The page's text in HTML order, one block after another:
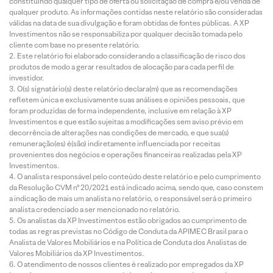
qualquer produto. As informações contidas neste relatório são consideradas
válidas na data de sua divulgação e foram obtidas de fontes públicas. A XP
Investimentos não se responsabiliza por qualquer decisão tomada pelo
cliente com base no presente relatório.
Este relatório foi elaborado considerando a classificação de risco dos
produtos de modo a gerar resultados de alocação para cada perfil de
investidor.
O(s) signatário(s) deste relatório declara(m) que as recomendações
refletem única e exclusivamente suas análises e opiniões pessoais, que
foram produzidas de forma independente, inclusive em relação à XP
Investimentos e que estão sujeitas a modificações sem aviso prévio em
decorrência de alterações nas condições de mercado, e que sua(s)
remuneração(es) é(são) indiretamente influenciada por receitas
provenientes dos negócios e operações financeiras realizadas pela XP
Investimentos.
O analista responsável pelo conteúdo deste relatório e pelo cumprimento
da Resolução CVM nº 20/2021 está indicado acima, sendo que, caso constem
a indicação de mais um analista no relatório, o responsável será o primeiro
analista credenciado a ser mencionado no relatório.
Os analistas da XP Investimentos estão obrigados ao cumprimento de
todas as regras previstas no Código de Conduta da APIMEC Brasil para o
Analista de Valores Mobiliários e na Política de Conduta dos Analistas de
Valores Mobiliários da XP Investimentos.
O atendimento de nossos clientes é realizado por empregados da XP